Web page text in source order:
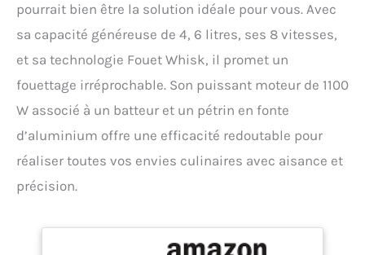
pourrait bien être la solution idéale pour vous. Avec
sa capacité généreuse de 4, 6 litres, ses 8 vitesses,
et sa technologie Fouet Whisk, il promet un
fouettage irréprochable. Son puissant moteur de 1100
W associé à un batteur et un pétrin en fonte
d’aluminium offre une efficacité redoutable pour
réaliser toutes vos envies culinaires avec aisance et
précision.